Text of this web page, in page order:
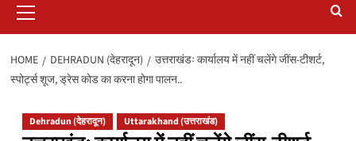
Menu
HOME DEHRADUN (देहरादून)
उत्तराखंडः कार्यालय में नहीं चलेंगे जींस-टीशर्ट,
स्पोर्ट्स शूज, ड्रेस कोड का करना होगा पालन..
Dehradun (देहरादून) Uttarakhand (उत्तराखंड)